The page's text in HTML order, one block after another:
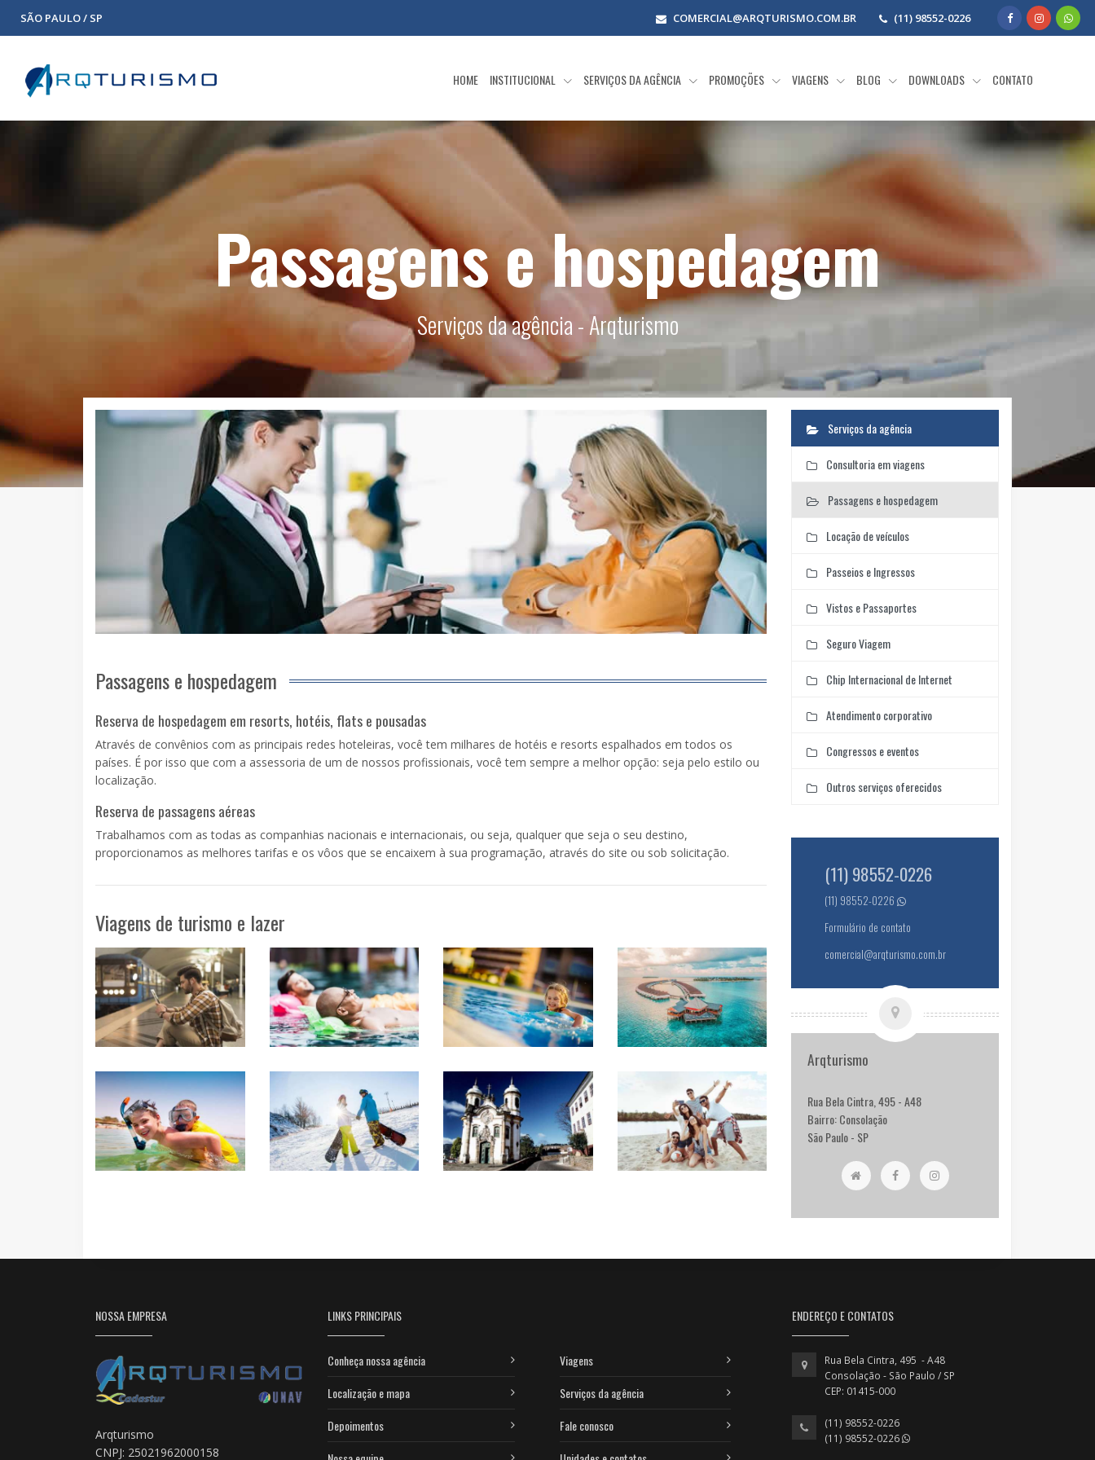
SÃO PAULO / SP COMERCIAL@ARQTURISMO.COM.BR (11) 98552-0226
HOME INSTITUCIONAL SERVIÇOS DA AGÊNCIA PROMOÇÕES VIAGENS BLOG DOWNLOADS CONTATO
Passagens e hospedagem
Serviços da agência - Arqturismo
Passagens e hospedagem
Reserva de hospedagem em resorts, hotéis, flats e pousadas
Através de convênios com as principais redes hoteleiras, você tem milhares de hotéis e resorts espalhados em todos os
países. É por isso que com a assessoria de um de nossos profissionais, você tem sempre a melhor opção: seja pelo estilo ou
localização.
Reserva de passagens aéreas
Trabalhamos com as todas as companhias nacionais e internacionais, ou seja, qualquer que seja o seu destino,
proporcionamos as melhores tarifas e os vôos que se encaixem à sua programação, através do site ou sob solicitação.
Viagens de turismo e lazer
Serviços da agência
Consultoria em viagens
Passagens e hospedagem
Locação de veículos
Passeios e Ingressos
Vistos e Passaportes
Seguro Viagem
Chip Internacional de Internet
Atendimento corporativo
Congressos e eventos
Outros serviços oferecidos
(11) 98552-0226
(11) 98552-0226
Formulário de contato
comercial@arqturismo.com.br
Arqturismo
Rua Bela Cintra, 495 - A48
Bairro: Consolação
São Paulo - SP
NOSSA EMPRESA
Arqturismo
CNPJ: 25021962000158
LINKS PRINCIPAIS
Conheça nossa agência
Localização e mapa
Depoimentos
Viagens
Serviços da agência
Fale conosco
ENDEREÇO E CONTATOS
Rua Bela Cintra, 495 - A48
Consolação - São Paulo / SP
CEP: 01415-000
(11) 98552-0226
(11) 98552-0226